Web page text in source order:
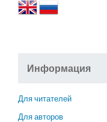
Информация
Для читателей
Для авторов